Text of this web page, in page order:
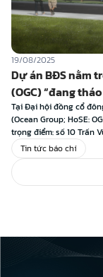
19/08/2025
Tin tức báo chí
Dự án BĐS nằm
(OGC) “đang
cuối cùng”
Tại Đại hội đồng cổ
(Ocean Group; HoSE:
trọng điểm: số 10 Trấn
độ xử lý cũng như định